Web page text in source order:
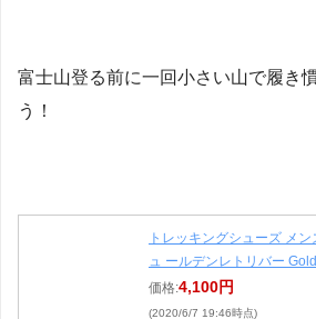
富士山登る前に一回小さい山で履き
う！
トレッキングシューズ メ
ュ ールデンレトリバー
価格:4,100円
(2020/6/7 19:46時点)